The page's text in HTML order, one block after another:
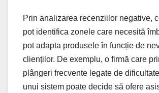
Prin analizarea recenziilor negative,
pot identifica zonele care necesită
pot adapta produsele în funcție de
clienților. De exemplu, o firmă care
plângeri frecvente legate de
unui sistem poate decide să ofere